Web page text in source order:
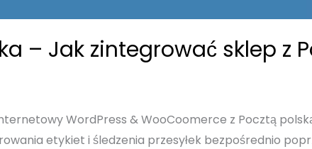
– Jak zintegrować sklep z
WordPress & WooCoomerce z Pocztą
etykiet i śledzenia przesyłek bezpośrednio